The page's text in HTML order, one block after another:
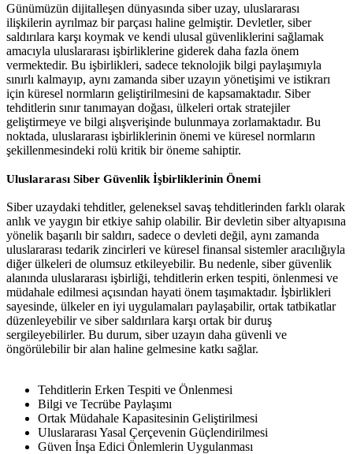
Günümüzün dijitalleşen dünyasında siber uzay, uluslararası
ilişkilerin ayrılmaz bir parçası haline gelmiştir. Devletler, siber
saldırılara karşı koymak ve kendi ulusal güvenliklerini sağlamak
amacıyla uluslararası işbirliklerine giderek daha fazla önem
vermektedir. Bu işbirlikleri, sadece teknolojik bilgi paylaşımıyla
sınırlı kalmayıp, aynı zamanda siber uzayın yönetişimi ve istikrarı
için küresel normların geliştirilmesini de kapsamaktadır. Siber
tehditlerin sınır tanımayan doğası, ülkeleri ortak stratejiler
geliştirmeye ve bilgi alışverişinde bulunmaya zorlamaktadır. Bu
noktada, uluslararası işbirliklerinin önemi ve küresel normların
şekillenmesindeki rolü kritik bir öneme sahiptir.
Uluslararası Siber Güvenlik İşbirliklerinin Önemi
Siber uzaydaki tehditler, geleneksel savaş tehditlerinden farklı olarak
anlık ve yaygın bir etkiye sahip olabilir. Bir devletin siber altyapısına
yönelik başarılı bir saldırı, sadece o devleti değil, aynı zamanda
uluslararası tedarik zincirleri ve küresel finansal sistemler aracılığıyla
diğer ülkeleri de olumsuz etkileyebilir. Bu nedenle, siber güvenlik
alanında uluslararası işbirliği, tehditlerin erken tespiti, önlenmesi ve
müdahale edilmesi açısından hayati önem taşımaktadır. İşbirlikleri
sayesinde, ülkeler en iyi uygulamaları paylaşabilir, ortak tatbikatlar
düzenleyebilir ve siber saldırılara karşı ortak bir duruş
sergileyebilirler. Bu durum, siber uzayın daha güvenli ve
öngörülebilir bir alan haline gelmesine katkı sağlar.
Tehditlerin Erken Tespiti ve Önlenmesi
Bilgi ve Tecrübe Paylaşımı
Ortak Müdahale Kapasitesinin Geliştirilmesi
Uluslararası Yasal Çerçevenin Güçlendirilmesi
Güven İnşa Edici Önlemlerin Uygulanması